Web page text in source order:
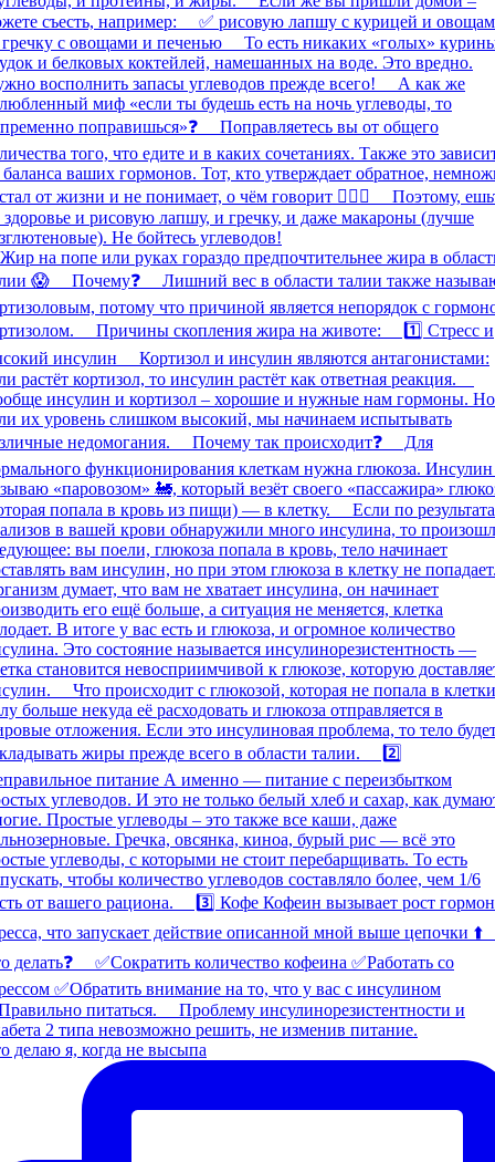
делаю я, когда не высыпа